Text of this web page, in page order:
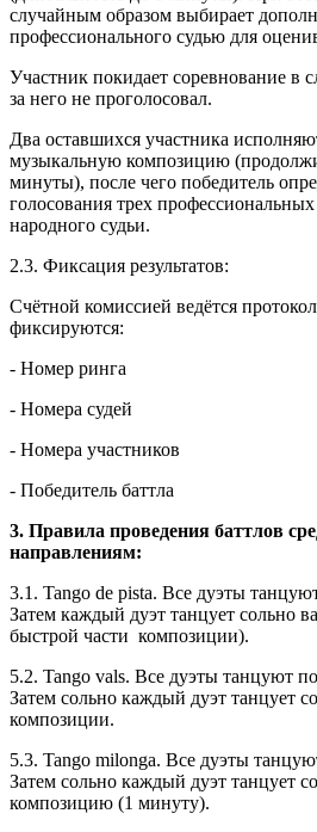
случайным образом выбирает
профессионального судью для
Участник покидает соревнование в
за него не проголосовал.
Два оставшихся участника
музыкальную композицию
минуты), после чего победитель
голосования трех
народного судьи.
2.3. Фиксация результатов:
Счётной комиссией ведётся
фиксируются:
- Номер ринга
- Номера судей
- Номера участников
- Победитель баттла
3. Правила проведения баттлов
направлениям:
3.1. Tango de pista. Все дуэты
Затем каждый дуэт танцует сольно
быстрой части композиции).
5.2. Tango vals. Все дуэты танцуют
Затем сольно каждый дуэт танцует
композиции.
5.3. Tango milonga. Все дуэты
Затем сольно каждый дуэт танцует
композицию (1 минуту).